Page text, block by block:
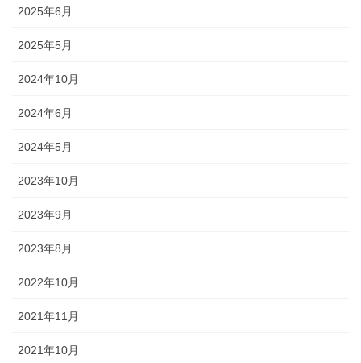
2025年6月
2025年5月
2024年10月
2024年6月
2024年5月
2023年10月
2023年9月
2023年8月
2022年10月
2021年11月
2021年10月